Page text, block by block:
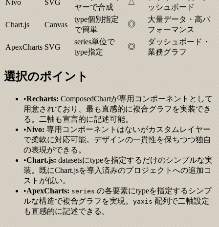
Nivo SVG
ヤーで合成
ッシュボード
Chart.js Canvas
type個別指定
で簡単
◎
大量データ・高パ
フォーマンス
ApexCharts SVG
series単位で
type指定
◎
ダッシュボード・
業務グラフ
選択のポイント
•Recharts: ComposedChartが専用コンポーネントとして
用意されており、最も直感的に複合グラフを実装でき
る。二軸も宣言的に記述可能。
•Nivo: 専用コンポーネントはないがカスタムレイヤー
で柔軟に対応可能。デザインの一貫性を保ちつつ独自
の表現ができる。
•Chart.js: datasetsにtypeを指定するだけのシンプルな実
装。既にChart.jsを導入済みのプロジェクトへの追加コ
ストが低い。
•ApexCharts: series の各要素にtypeを指定するシンプ
ルな構造で複合グラフを実現。 yaxis 配列で二軸設定
も直感的に記述できる。